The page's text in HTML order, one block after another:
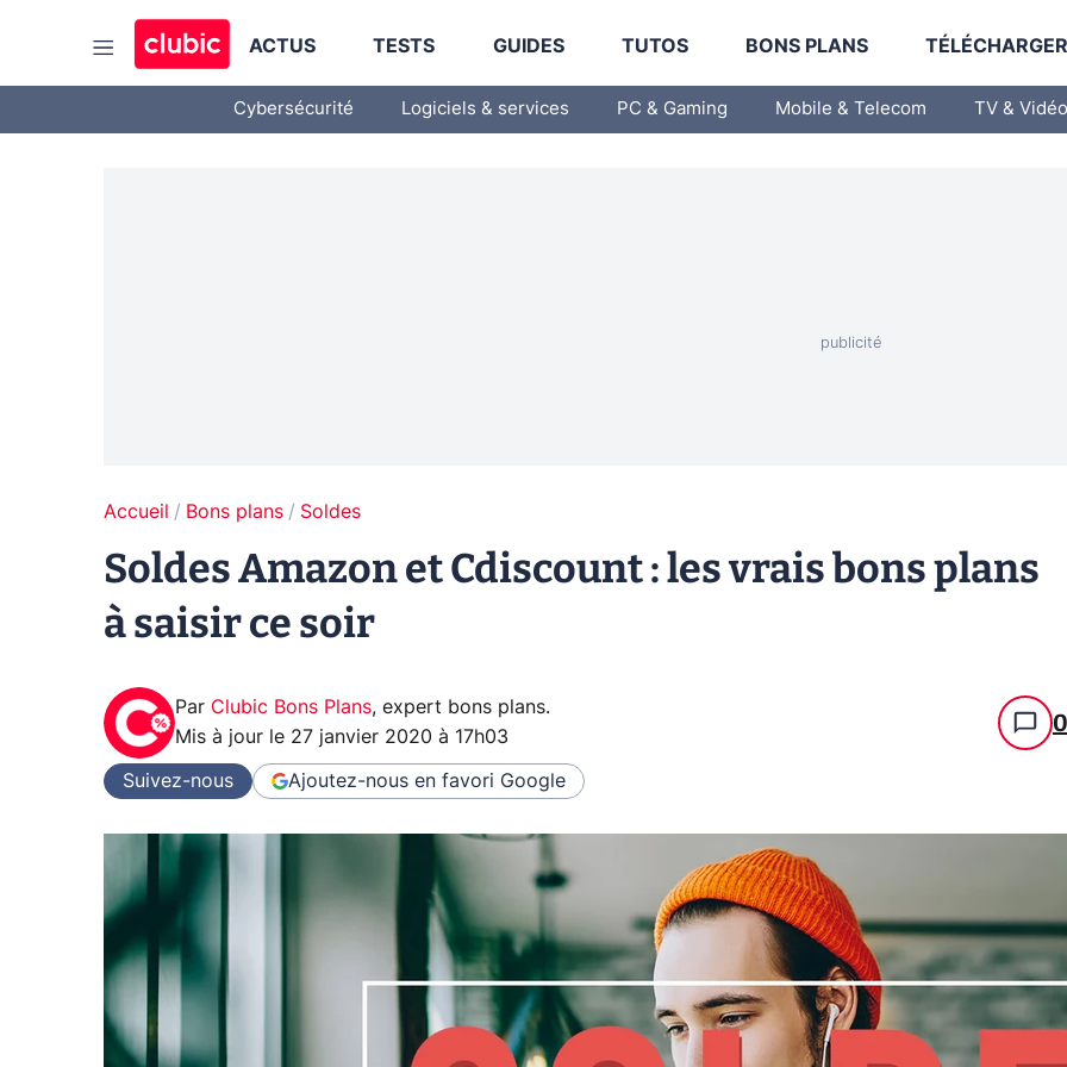
ACTUS TESTS GUIDES TUTOS BONS PLANS
Cybersécurité Logiciels & services PC & Gaming Mobile & Telecom TV & Vidéo
Accueil Bons plans Soldes
Soldes Amazon et Cdiscount : les vrais bons plans
à saisir ce soir
Par Clubic Bons Plans, expert bons plans.
Mis à jour le 27 janvier 2020 à 17h03 0
Suivez-nous Ajoutez-nous en favori Google